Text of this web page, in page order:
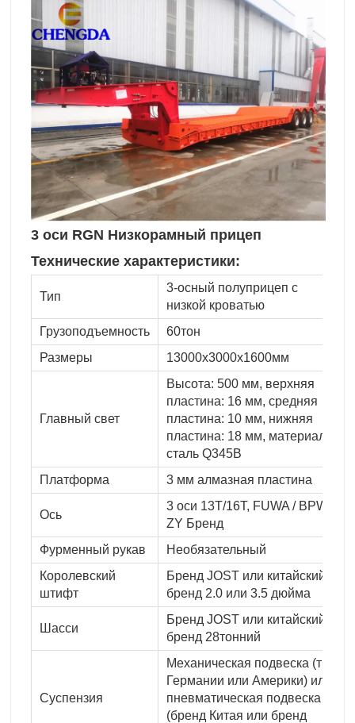
3 оси RGN Низкорамный прицеп
Технические характеристики:
Тип
3-осный полуприцеп с
низкой кроватью
Грузоподъемность
60тон
Размеры
13000x3000x1600мм
Главный свет
Высота: 500 мм, верхняя
пластина: 16 мм, средняя
пластина: 10 мм, нижняя
пластина: 18 мм, материал:
сталь Q345B
Платформа
3 мм алмазная пластина
Ось
3 оси 13T/16T, FUWA / BPW /
ZY Бренд
Фурменный рукав
Необязательный
Королевский
штифт
Бренд JOST или китайский
бренд 2.0 или 3.5 дюйма
Шасси
Бренд JOST или китайский
бренд 28тонний
Суспензия
Механическая подвеска (тип
Германии или Америки) или
пневматическая подвеска
(бренд Китая или бренд